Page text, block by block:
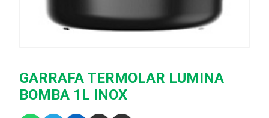
GARRAFA TERMOLAR LUMINA
BOMBA 1L INOX